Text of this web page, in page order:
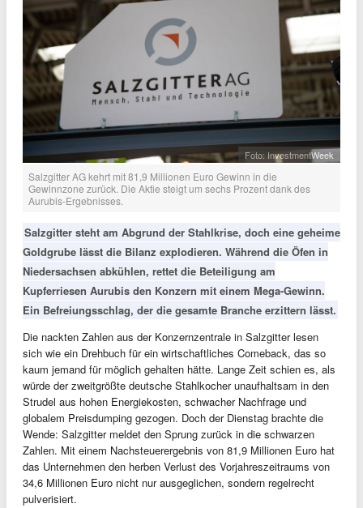
Foto: InvestmentWeek
Salzgitter AG kehrt mit 81,9 Millionen Euro Gewinn in die
Gewinnzone zurück. Die Aktie steigt um sechs Prozent dank des
Aurubis-Ergebnisses.
Salzgitter steht am Abgrund der Stahlkrise, doch eine geheime
Goldgrube lässt die Bilanz explodieren. Während die Öfen in
Niedersachsen abkühlen, rettet die Beteiligung am
Kupferriesen Aurubis den Konzern mit einem Mega-Gewinn.
Ein Befreiungsschlag, der die gesamte Branche erzittern lässt.
Die nackten Zahlen aus der Konzernzentrale in Salzgitter lesen
sich wie ein Drehbuch für ein wirtschaftliches Comeback, das so
kaum jemand für möglich gehalten hätte. Lange Zeit schien es, als
würde der zweitgrößte deutsche Stahlkocher unaufhaltsam in den
Strudel aus hohen Energiekosten, schwacher Nachfrage und
globalem Preisdumping gezogen. Doch der Dienstag brachte die
Wende: Salzgitter meldet den Sprung zurück in die schwarzen
Zahlen. Mit einem Nachsteuerergebnis von 81,9 Millionen Euro hat
das Unternehmen den herben Verlust des Vorjahreszeitraums von
34,6 Millionen Euro nicht nur ausgeglichen, sondern regelrecht
pulverisiert.